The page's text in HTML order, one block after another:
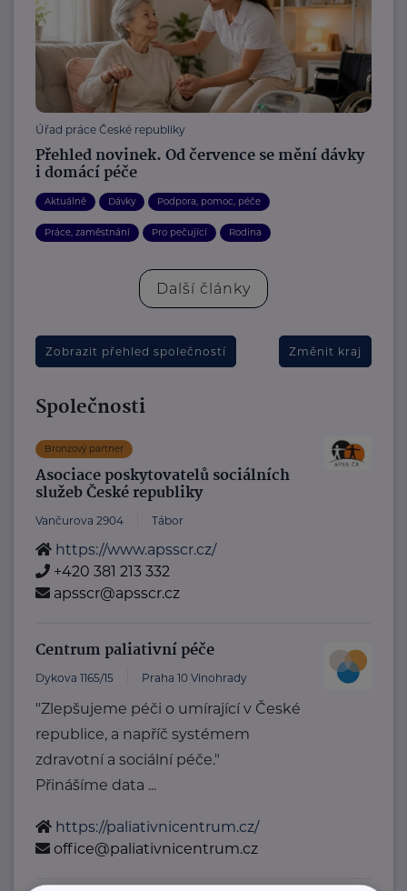
Úřad práce České republiky
Přehled novinek. Od července se mění dávky
i domácí péče
Aktuálně Dávky Podpora, pomoc, péče
Práce, zaměstnání Pro pečující Rodina
Další články
Zobrazit přehled společností Změnit kraj
Společnosti
Bronzový partner
Asociace poskytovatelů sociálních
služeb České republiky
Vančurova 2904 Tábor
https://www.apsscr.cz/
+420 381 213 332
apsscr@apsscr.cz
Centrum paliativní péče
Dykova 1165/15 Praha 10 Vinohrady
"Zlepšujeme péči o umírající v České
republice, a napříč systémem
zdravotní a sociální péče."
Přinášíme data ...
https://paliativnicentrum.cz/
office@paliativnicentrum.cz